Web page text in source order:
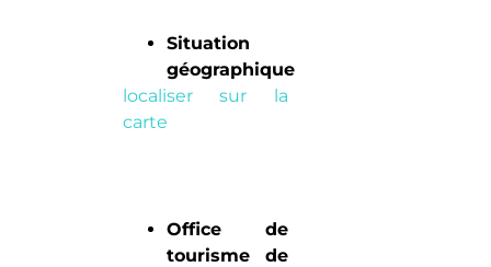
Situation
géographique
localiser sur la
carte
Office de
tourisme de